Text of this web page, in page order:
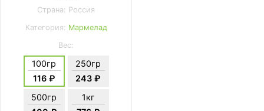
Страна: Россия
Категория: Мармелад
Вес:
100гр
116 ₽
250гр
243 ₽
500гр
1кг